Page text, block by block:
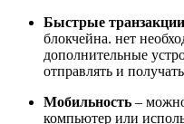
Быстрые транзакции
блокчейна. нет
дополнительные
отправлять и
Мобильность –
компьютер или